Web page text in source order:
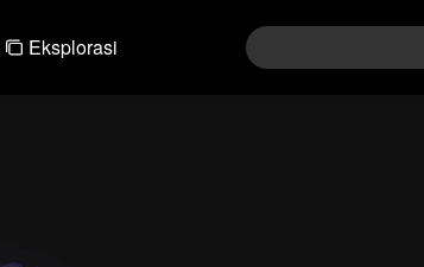
Eksplorasi